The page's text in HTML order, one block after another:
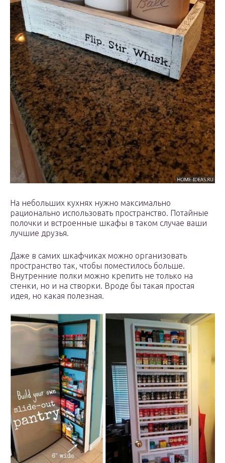
На небольших кухнях нужно максимально
рационально использовать пространство. Потайные
полочки и встроенные шкафы в таком случае ваши
лучшие друзья.
Даже в самих шкафчиках можно организовать
пространство так, чтобы поместилось больше.
Внутренние полки можно крепить не только на
стенки, но и на створки. Вроде бы такая простая
идея, но какая полезная.